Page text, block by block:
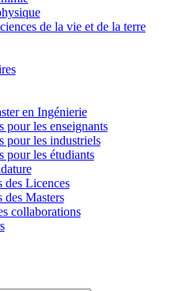
de la vie et de la terre
en Ingénierie
les enseignants
pour les industriels
pour les étudiants
des Licences
des Masters
collaborations